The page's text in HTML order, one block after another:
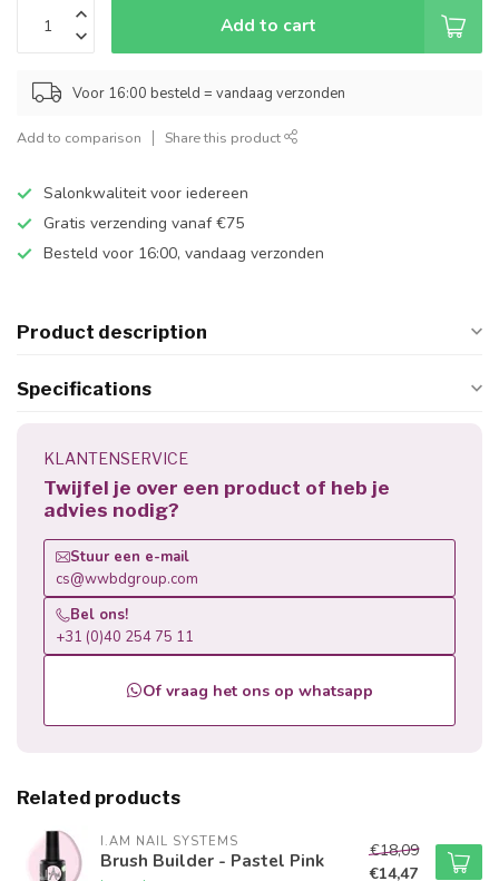
Add to cart
Voor 16:00 besteld = vandaag verzonden
Add to comparison Share this product
Salonkwaliteit voor iedereen
Gratis verzending vanaf €75
Besteld voor 16:00, vandaag verzonden
Product description
Specifications
KLANTENSERVICE
Twijfel je over een product of heb je
advies nodig?
Stuur een e-mail
cs@wwbdgroup.com
Bel ons!
+31 (0)40 254 75 11
Of vraag het ons op whatsapp
Related products
I.AM NAIL SYSTEMS
Brush Builder - Pastel Pink
€18,09
€14,47